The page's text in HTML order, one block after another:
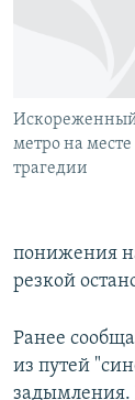
метро на месте
трагедии
понижения
резкой
Ранее
из путей
задымления.